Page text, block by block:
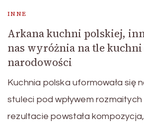
INNE
Arkana kuchni polskiej,
nas wyróżnia na tle
narodowości
Kuchnia polska uformowała się
stuleci pod wpływem
rezultacie powstała